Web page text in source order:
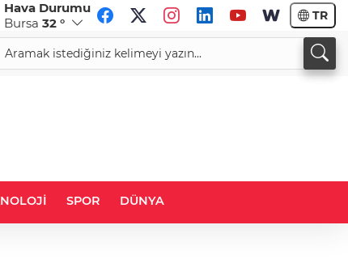
Hava Durumu
Bursa 32 ° TR
CHF
58,8058%-0,21
33,9826
SPOR DÜNYA